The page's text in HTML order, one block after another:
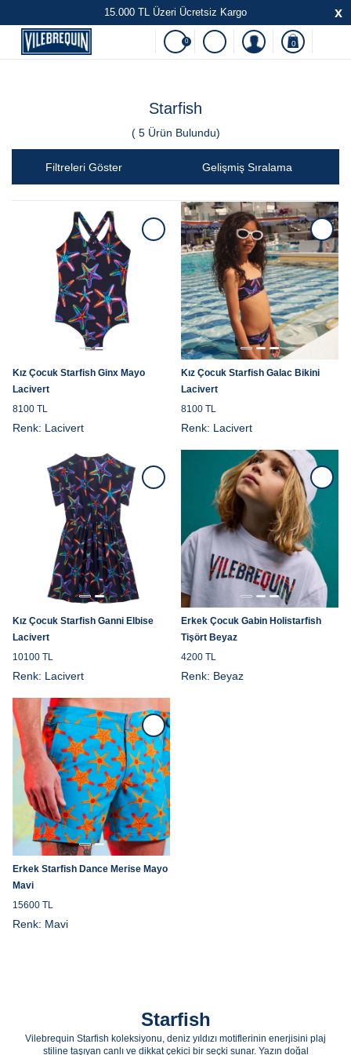
15.000 TL Üzeri Ücretsiz Kargo x
0 0
Starfish
Filtreleri Göster
( 5Ürün Bulundu)
Kız Çocuk Starfish Ginx Mayo
Lacivert
8100 TL
Renk: Lacivert
Kız Çocuk Starfish Galac Bikini
Lacivert
8100 TL
Renk: Lacivert
Kız Çocuk Starfish Ganni Elbise
Lacivert
10100 TL
Renk: Lacivert
Erkek Çocuk Gabin Holistarfish
Tişört Beyaz
4200 TL
Renk: Beyaz
Erkek Starfish Dance Merise Mayo
Mavi
15600 TL
Renk: Mavi
Starfish
Vilebrequin Starfish koleksiyonu, deniz yıldızı motiflerinin enerjisini plaj
stiline taşıyan canlı ve dikkat çekici bir seçki sunar. Yazın doğal